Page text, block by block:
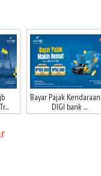
Bayar Pajak
DIGI bank ...